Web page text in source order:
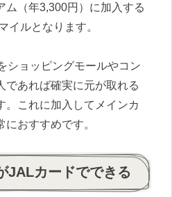
ム（年3,300円）に加入する
イルとなります。
ショッピングモールやコン
であれば確実に元が取れる
。これに加入してメインカ
おすすめです。
JALカードでできる